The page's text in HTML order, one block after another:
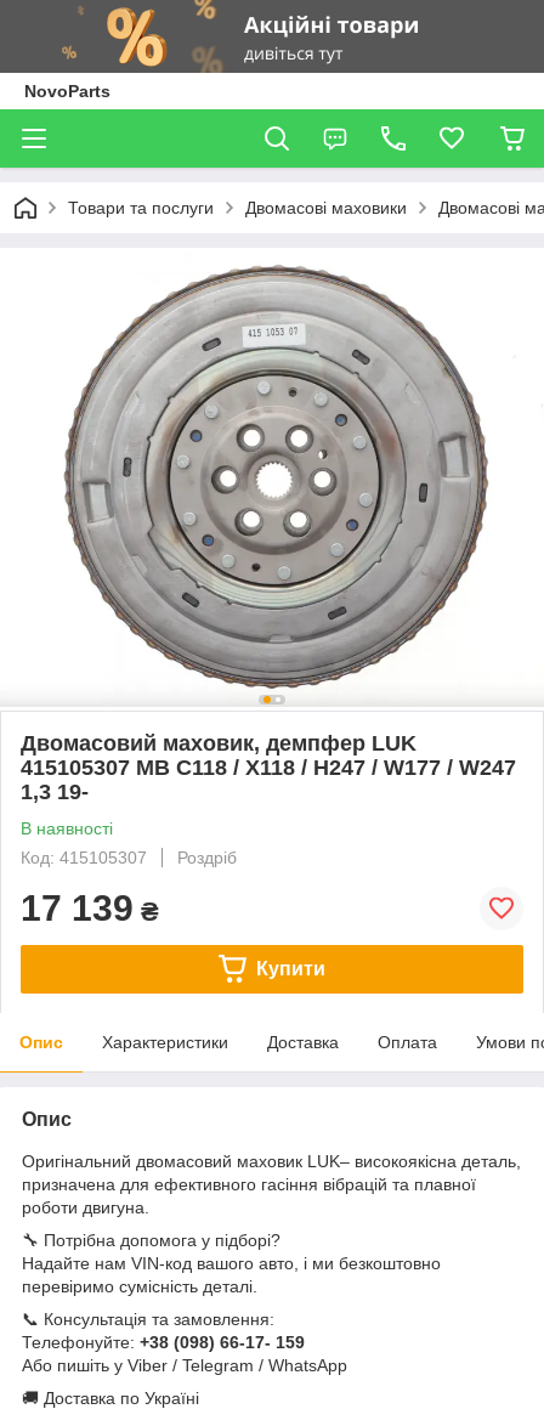
NovoParts
Товари та послуги Двомасові маховики Двомасові
Двомасовий маховик, демпфер LUK
415105307 MB C118 / X118 / H247 / W177 / W247
1,3 19-
В наявності
Код: 415105307
Роздріб
17 139 ₴
Купити
Опис Характеристики Доставка Оплата Умови
Опис
Оригінальний двомасовий маховик LUK– високоякісна деталь,
призначена для ефективного гасіння вібрацій та плавної
роботи двигуна.
🔧 Потрібна допомога у підборі?
Надайте нам VIN-код вашого авто, і ми безкоштовно
перевіримо сумісність деталі.
📞 Консультація та замовлення:
Телефонуйте: +38 (098) 66-17- 159
Або пишіть у Viber / Telegram / WhatsApp
🚚 Доставка по Україні